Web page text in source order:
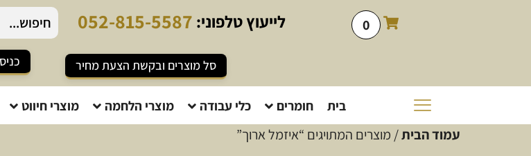
0 לייעוץטלפוני: -815-5587
סל מוצרים ובקשת הצעת מחיר
בית חומרים כלי עבודה מוצרי הלחמה מוצרי חיווט
עמוד הבית/ מוצרים המתויגים “איזמל ארוך”